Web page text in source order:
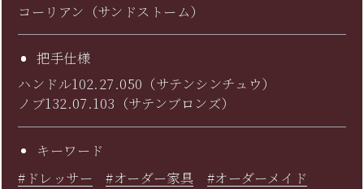
コーリアン（サンドストーム）
把手仕様
ハンドル102.27.050（サテンシンチュウ）
ノブ132.07.103（サテンブロンズ）
キーワード
#ドレッサー
#オーダー家具
#オーダーメイド